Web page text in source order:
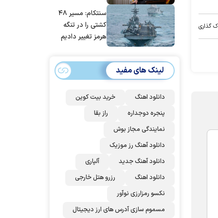
گذاری
مردم ایران استسنتکام: مسیر ۴۸
کشتی را در تنگه
هرمز تغییر دادیم
لینک های مفید
دانلود اهنگ
خرید بیت کوین
پنجره دوجداره
راز بقا
نمایندگی مجاز بوش
دانلود آهنگ رز‌ موزیک
دانلود آهنگ جدید
آلپاری
دانلود اهنگ
رزرو هتل خارجی
نکسو رمزارزی نوآور
مسموم سازی آدرس های ارز دیجیتال